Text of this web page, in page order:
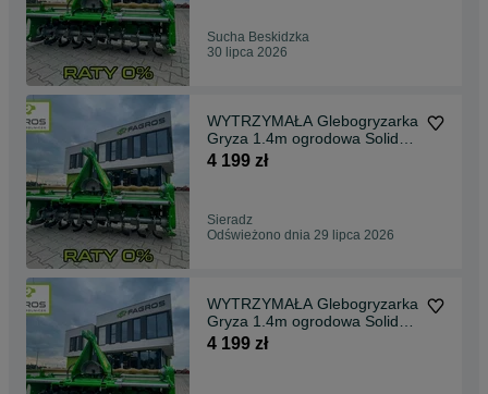
Sucha Beskidzka
30 lipca 2026
WYTRZYMAŁA Glebogryzarka
Gryza 1.4m ogrodowa Solidna
Z GWARANCJĄ bomet
4 199 zł
Sieradz
Odświeżono dnia 29 lipca 2026
WYTRZYMAŁA Glebogryzarka
Gryza 1.4m ogrodowa Solidna
Z GWARANCJĄ bomet
4 199 zł